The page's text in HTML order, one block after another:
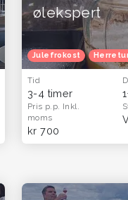
og far - oplevelser og
til ham og far -
ølekspert
Julefrokost
Tid
3-4 timer
Pris p.p. Inkl.
moms
kr 700